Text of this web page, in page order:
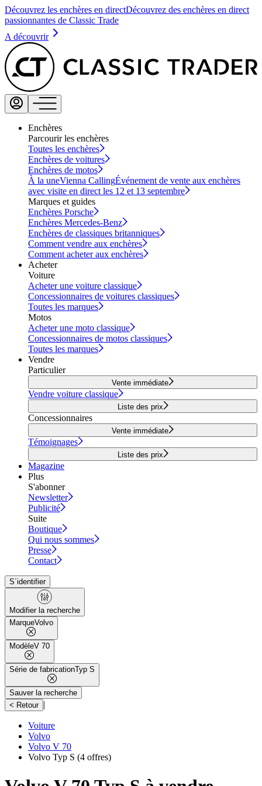
Découvrez les enchères en directDécouvrez des enchères en direct
passionnantes de Classic Trade
A découvrir
Enchères
Parcourir les enchères
Toutes les enchères
Enchères de voitures
Enchères de motos
À la uneVienna CallingÉvénement de vente aux enchères
avec visite en direct les 12 et 13 septembre
Marques et guides
Enchères Porsche
Enchères Mercedes-Benz
Enchères de classiques britanniques
Comment vendre aux enchères
Comment acheter aux enchères
Acheter
Voiture
Acheter une voiture classique
Concessionnaires de voitures classiques
Toutes les marques
Motos
Acheter une moto classique
Concessionnaires de motos classiques
Toutes les marques
Vendre
Particulier
Vente immédiate
Vendre voiture classique
Liste des prix
Concessionnaires
Vente immédiate
Témoignages
Liste des prix
Magazine
Plus
S'abonner
Newsletter
Publicité
Suite
Boutique
Qui nous sommes
Presse
Contact
S´identifier
Modifier la recherche
MarqueVolvo
ModèleV 70
Série de fabricationTyp S
Sauver la recherche
< Retour |
Voiture
Volvo
Volvo V 70
Volvo Typ S (4 offres)